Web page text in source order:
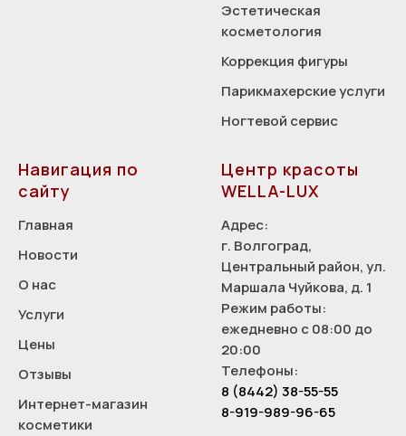
Эстетическая
косметология
Коррекция фигуры
Парикмахерские услуги
Ногтевой сервис
Навигация по
сайту
Главная
Новости
О нас
Услуги
Цены
Отзывы
Интернет-магазин
косметики
Центр красоты
WELLA-LUX
Адрес:
г. Волгоград,
Центральный район, ул.
Маршала Чуйкова, д. 1
Режим работы:
ежедневно с 08:00 до
20:00
Телефоны:
8 (8442) 38-55-55
8-919-989-96-65